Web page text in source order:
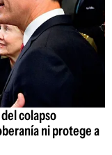
del colapso
ni protege a